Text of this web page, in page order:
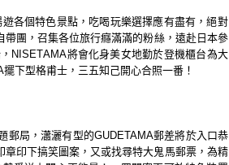
各個特色景點， 吃喝玩樂選擇應有盡有，絕對
帶團 ，召集各位旅行癮滿滿的粉絲，遠赴日本參
NISETAMA將會化身美女地勤於登機櫃台為大
擺下型格甫士，三五知己開心合照一番！
郵局，瀟灑有型的GUDETAMA郵差將於入口恭
章印下搞笑圖案，又或找尋特大鬼馬郵票， 為精